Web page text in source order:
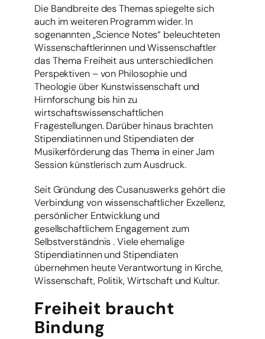
Die Bandbreite des Themas spiegelte sich
auch im weiteren Programm wider. In
sogenannten „Science Notes“ beleuchteten
Wissenschaftlerinnen und Wissenschaftler
das Thema Freiheit aus unterschiedlichen
Perspektiven – von Philosophie und
Theologie über Kunstwissenschaft und
Hirnforschung bis hin zu
wirtschaftswissenschaftlichen
Fragestellungen. Darüber hinaus brachten
Stipendiatinnen und Stipendiaten der
Musikerförderung das Thema in einer Jam
Session künstlerisch zum Ausdruck.
Seit Gründung des Cusanuswerks gehört die
Verbindung von wissenschaftlicher Exzellenz,
persönlicher Entwicklung und
gesellschaftlichem Engagement zum
Selbstverständnis . Viele ehemalige
Stipendiatinnen und Stipendiaten
übernehmen heute Verantwortung in Kirche,
Wissenschaft, Politik, Wirtschaft und Kultur.
Freiheit braucht
Bindung